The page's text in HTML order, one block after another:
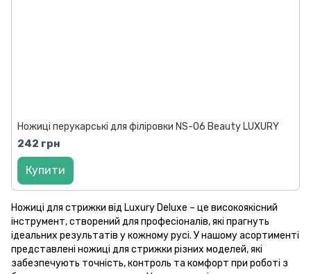
Ножиці перукарські для філіровки NS-06 Beauty LUXURY
242 грн
Купити
Ножиці для стрижки від Luxury Deluxe – це високоякісний
інструмент, створений для професіоналів, які прагнуть
ідеальних результатів у кожному русі. У нашому асортименті
представлені ножиці для стрижки різних моделей, які
забезпечують точність, контроль та комфорт при роботі з